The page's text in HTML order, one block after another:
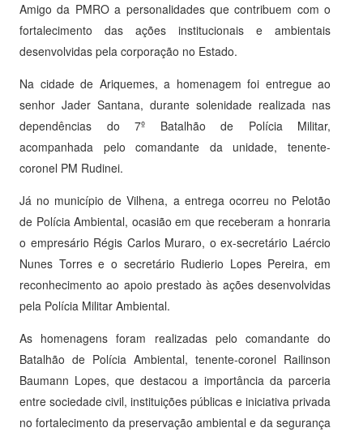
Amigo da PMRO a personalidades que contribuem com o
fortalecimento das ações institucionais e ambientais
desenvolvidas pela corporação no Estado.
Na cidade de Ariquemes, a homenagem foi entregue ao
senhor Jader Santana, durante solenidade realizada nas
dependências do 7º Batalhão de Polícia Militar,
acompanhada pelo comandante da unidade, tenente-
coronel PM Rudinei.
Já no município de Vilhena, a entrega ocorreu no Pelotão
de Polícia Ambiental, ocasião em que receberam a honraria
o empresário Régis Carlos Muraro, o ex-secretário Laércio
Nunes Torres e o secretário Rudierio Lopes Pereira, em
reconhecimento ao apoio prestado às ações desenvolvidas
pela Polícia Militar Ambiental.
As homenagens foram realizadas pelo comandante do
Batalhão de Polícia Ambiental, tenente-coronel Railinson
Baumann Lopes, que destacou a importância da parceria
entre sociedade civil, instituições públicas e iniciativa privada
no fortalecimento da preservação ambiental e da segurança